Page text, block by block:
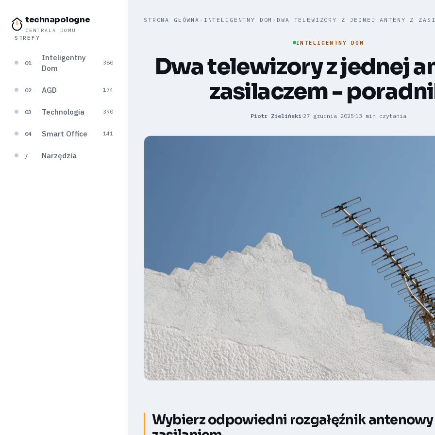
technapologne
CENTRALA DOMU
STREFY
01
Inteligentny
Dom
380
02 AGD 174
03 Technologia 390
04 Smart Office 141
/ Narzędzia
STRONA GŁÓWNA › INTELIGENTNY DOM › DWA TELEWIZORY Z JEDNEJ ANTENY Z
INTELIGENTNY DOM
Dwa telewizory z jednej
zasilaczem -
Piotr Zieliński 27 grudnia 2025 13 min czytania
Wybierz odpowiedni rozgałęźnik antenowy